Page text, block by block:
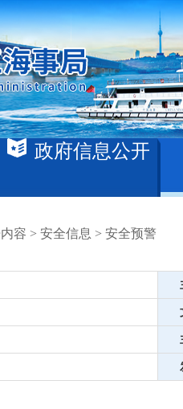
政府信息公开
容 > 安全信息 > 安全预警